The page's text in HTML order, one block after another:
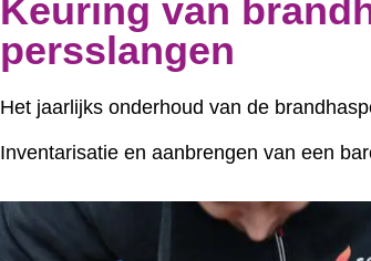
Keuring van
persslangen
Het jaarlijks onderhoud van de
Inventarisatie en aanbrengen van een